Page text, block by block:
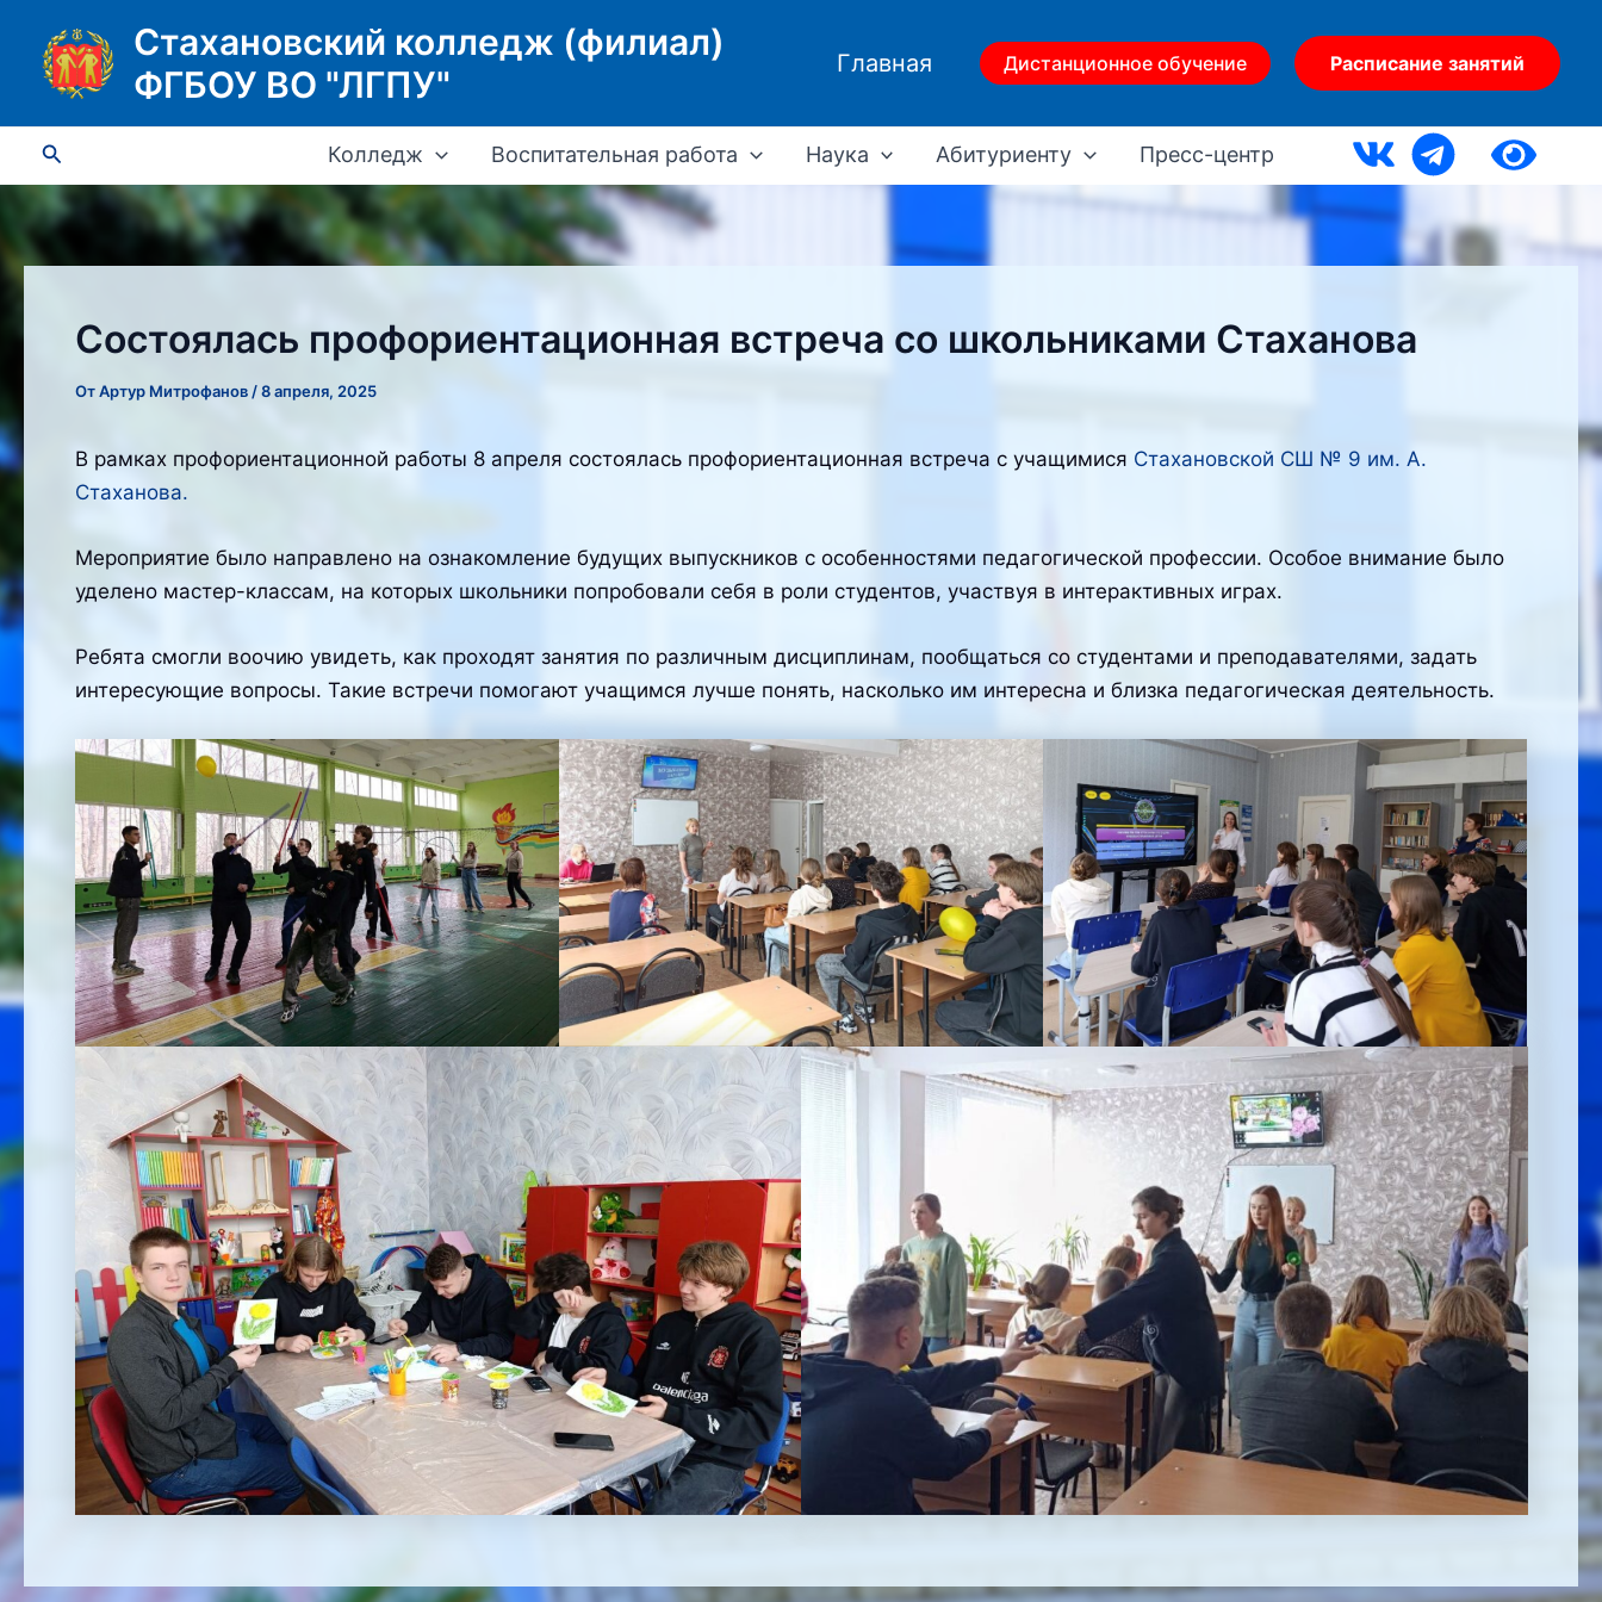
содержимому
Стахановский колледж (филиал)
ФГБОУ ВО "ЛГПУ"
Главная Дистанционное обучение Расписание занятий
Поиск Колледж Воспитательная работа Наука Абитуриенту Пресс-центр
Состоялась профориентационная встреча со школьниками Стаханова
ОтАртур Митрофанов /8 апреля, 2025
В рамках профориентационной работы 8 апреля состоялась профориентационная встреча с учащимися Стахановской СШ № 9 им. А.
Стаханова.
Мероприятие было направлено на ознакомление будущих выпускников с особенностями педагогической профессии. Особое внимание было
уделено мастер-классам, на которых школьники попробовали себя в роли студентов, участвуя в интерактивных играх.
Ребята смогли воочию увидеть, как проходят занятия по различным дисциплинам, пообщаться со студентами и преподавателями, задать
интересующие вопросы. Такие встречи помогают учащимся лучше понять, насколько им интересна и близка педагогическая деятельность.